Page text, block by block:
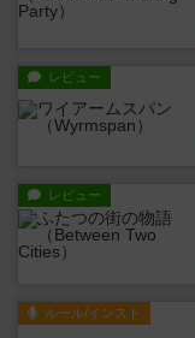
レビュー
レビュー
ルール/インスト